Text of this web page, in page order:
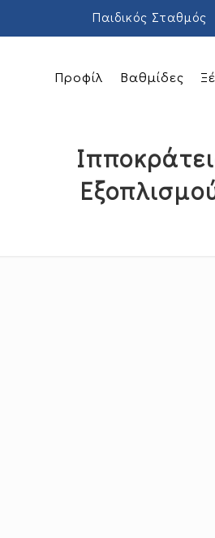
Παιδικός Σταθμός
Προφίλ Βαθμίδες